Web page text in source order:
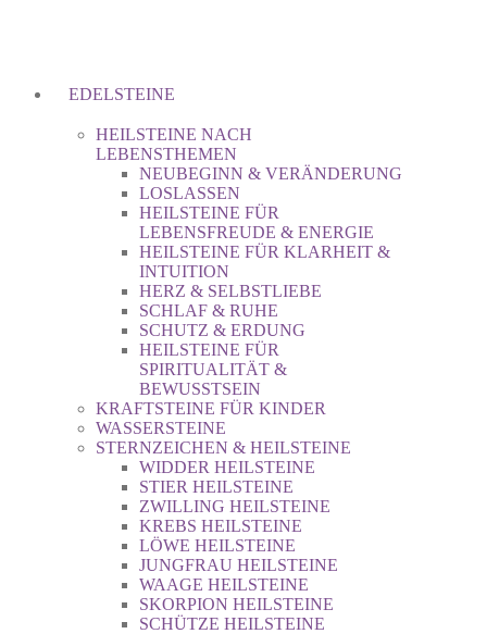
EDELSTEINE
HEILSTEINE NACH
LEBENSTHEMEN
NEUBEGINN & VERÄNDERUNG
LOSLASSEN
HEILSTEINE FÜR
LEBENSFREUDE & ENERGIE
HEILSTEINE FÜR KLARHEIT &
INTUITION
HERZ & SELBSTLIEBE
SCHLAF & RUHE
SCHUTZ & ERDUNG
HEILSTEINE FÜR
SPIRITUALITÄT &
BEWUSSTSEIN
KRAFTSTEINE FÜR KINDER
WASSERSTEINE
STERNZEICHEN & HEILSTEINE
WIDDER HEILSTEINE
STIER HEILSTEINE
ZWILLING HEILSTEINE
KREBS HEILSTEINE
LÖWE HEILSTEINE
JUNGFRAU HEILSTEINE
WAAGE HEILSTEINE
SKORPION HEILSTEINE
SCHÜTZE HEILSTEINE